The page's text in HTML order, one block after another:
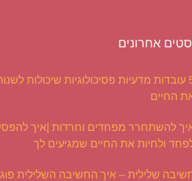
אחרונים
5 עובדות מדעיות פסיכולוגיות שיכולות
החיים
להשתחרר מפחדים וחרדות |איך
ולחיות את החיים שמגיעים לך
שלילית – איך החשיבה השלילית